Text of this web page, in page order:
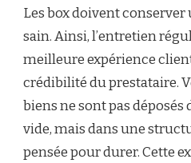
Les box doivent
sain. Ainsi, l’entretien
meilleure expérience
crédibilité du prestataire.
biens ne sont pas déposés
vide, mais dans une
pensée pour durer. Cette